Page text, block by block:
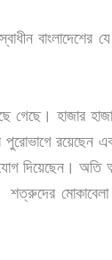
বাংলাদেশের
হাজার
রয়েছেন
দিয়েছেন।
শত্রুদের